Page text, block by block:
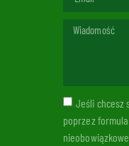
Jeśli chcesz
poprzez